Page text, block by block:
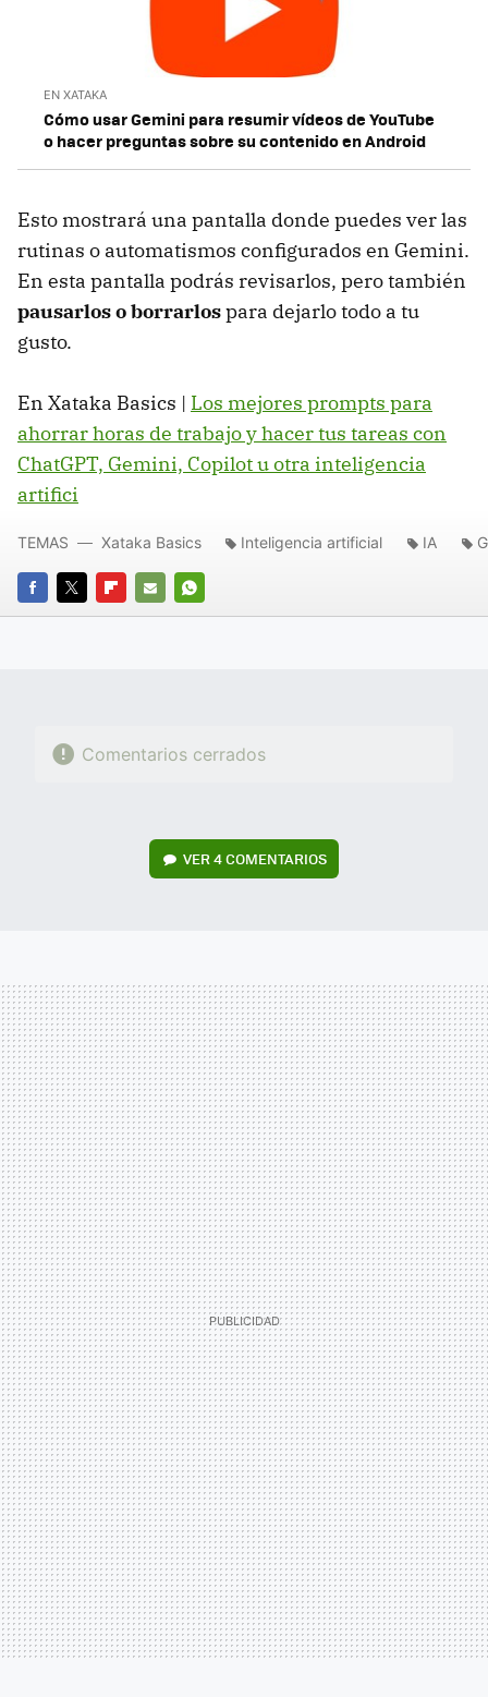
EN XATAKA
Cómo usar Gemini para resumir vídeos de YouTube
o hacer preguntas sobre su contenido en Android
Esto mostrará una pantalla donde puedes ver las
rutinas o automatismos configurados en Gemini.
En esta pantalla podrás revisarlos, pero también
pausarlos o borrarlospara dejarlo todo a tu
gusto.
En Xataka Basics | Los mejores prompts para
ahorrar horas de trabajo y hacer tus tareas con
ChatGPT, Gemini, Copilot u otra inteligencia
artifici
FACEBOOK
TWITTERFLIPBOARD
E-
WHATSAPP
TEMAS Xataka Basics Inteligencia artificial IA
Comentarios cerrados
VER4 COMENTARIOS